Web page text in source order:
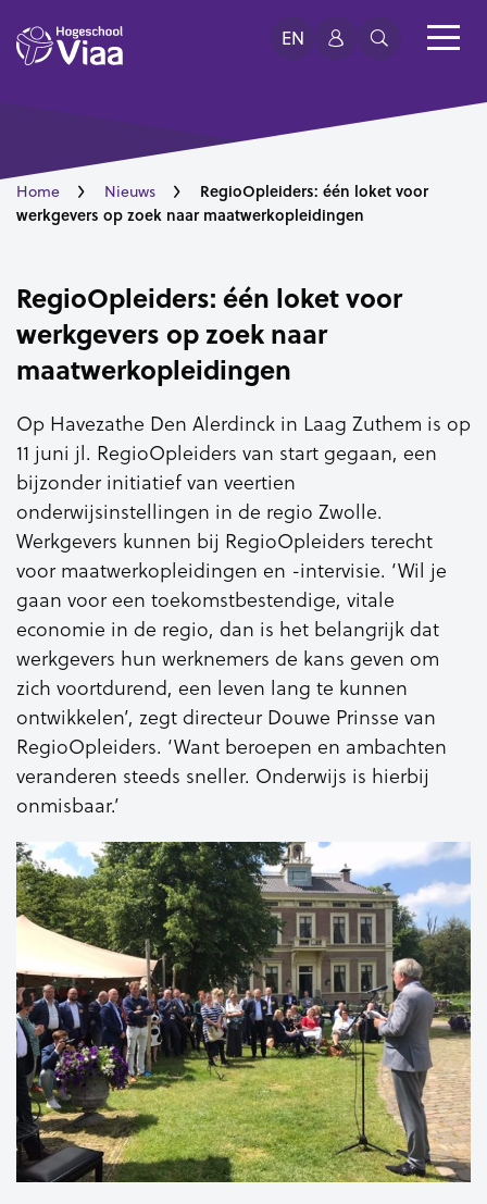
EN
Home Nieuws
RegioOpleiders: één loket voor
werkgevers op zoek naar maatwerkopleidingen
RegioOpleiders: één loket voor
werkgevers op zoek naar
maatwerkopleidingen
Op Havezathe Den Alerdinck in Laag Zuthem is op
11 juni jl. RegioOpleiders van start gegaan, een
bijzonder initiatief van veertien
onderwijsinstellingen in de regio Zwolle.
Werkgevers kunnen bij RegioOpleiders terecht
voor maatwerkopleidingen en -intervisie. ‘Wil je
gaan voor een toekomstbestendige, vitale
economie in de regio, dan is het belangrijk dat
werkgevers hun werknemers de kans geven om
zich voortdurend, een leven lang te kunnen
ontwikkelen’, zegt directeur Douwe Prinsse van
RegioOpleiders. ‘Want beroepen en ambachten
veranderen steeds sneller. Onderwijs is hierbij
onmisbaar.’